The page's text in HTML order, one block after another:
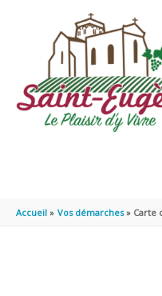
Accueil Vos démarches Carte